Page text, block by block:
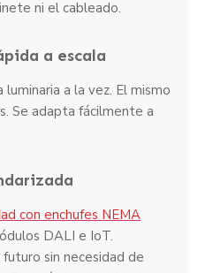
ni el cableado.
a escala
a la vez. El mismo
Se adapta fácilmente a
con enchufes NEMA
DALI e IoT.
sin necesidad de